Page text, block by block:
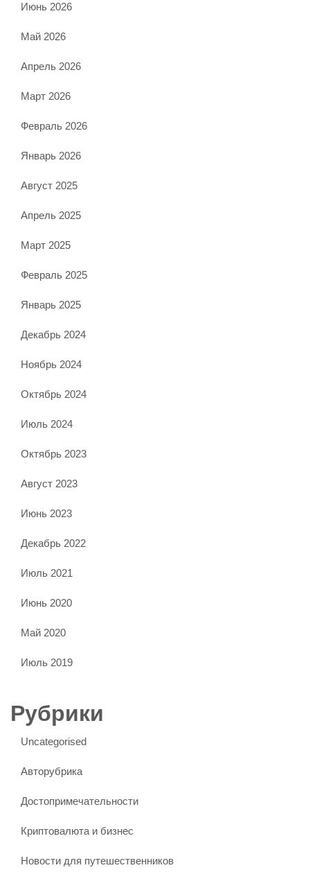
Июнь 2026
Май 2026
Апрель 2026
Март 2026
Февраль 2026
Январь 2026
Август 2025
Апрель 2025
Март 2025
Февраль 2025
Январь 2025
Декабрь 2024
Ноябрь 2024
Октябрь 2024
Июль 2024
Октябрь 2023
Август 2023
Июнь 2023
Декабрь 2022
Июль 2021
Июнь 2020
Май 2020
Июль 2019
Рубрики
Uncategorised
Авторубрика
Достопримечательности
Криптовалюта и бизнес
Новости для путешественников